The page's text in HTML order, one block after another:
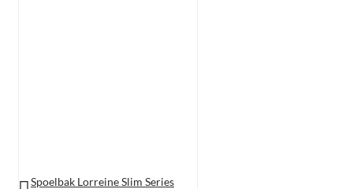
Spoelbak Lorreine Slim Series